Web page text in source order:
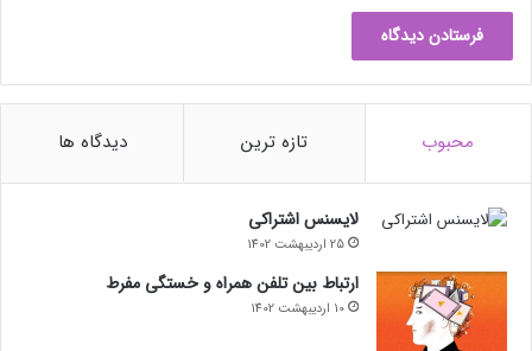
محبوب تازه ترین دیدگاه ها
لایسنس اشتراکی
25 اردیبهشت 1402
ارتباط بین تلفن همراه و خستگی مفرط
10 اردیبهشت 1402